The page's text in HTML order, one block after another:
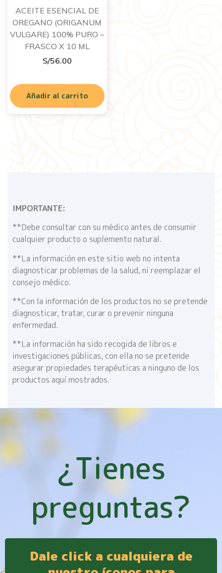
ACEITE ESENCIAL DE
OREGANO (ORIGANUM
VULGARE) 100% PURO –
FRASCO X 10 ML
S/56.00
Añadir al carrito
IMPORTANTE:
**Debe consultar con su médico antes de consumir
cualquier producto o suplemento natural.
**La información en este sitio web no intenta
diagnosticar problemas de la salud, ni reemplazar el
consejo médico.
**Con la información de los productos no se pretende
diagnosticar, tratar, curar o prevenir ninguna
enfermedad.
**La información ha sido recogida de libros e
investigaciones públicas, con ella no se pretende
asegurar propiedades terapéuticas a ninguno de los
productos aquí mostrados.
¿Tienes
preguntas?
Dale click a cualquiera de